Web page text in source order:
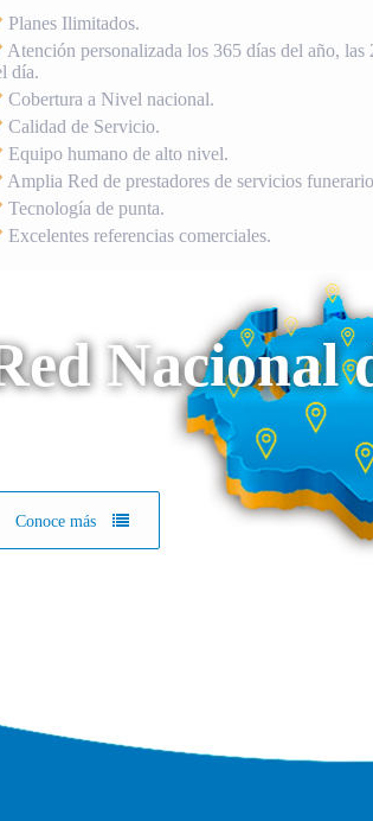
Planes Ilimitados.
Atención personalizada los 365 días del año, las
día.
Cobertura a Nivel nacional.
Calidad de Servicio.
Equipo humano de alto nivel.
Amplia Red de prestadores de servicios
Tecnología de punta.
Excelentes referencias comerciales.
Nacional
Conoce más